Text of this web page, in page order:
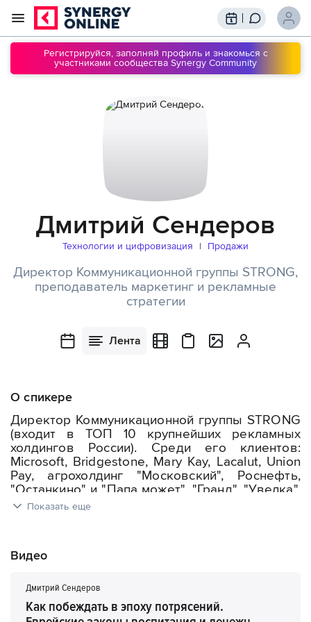
Регистрируйся, заполняй профиль и знакомься с
участниками сообщества Synergy Community
Трансляции
Вебинары
Обучение
Знания
Подписки
Дмитрий Сендеров
Технологии и цифровизация Продажи
Директор Коммуникационной группы STRONG,
преподаватель маркетинг и рекламные
стратегии
Лента
О спикере
Директор Коммуникационной группы STRONG
(входит в ТОП 10 крупнейших рекламных
холдингов России). Среди его клиентов:
Microsoft, Bridgestone, Mary Kay, Lacalut, Union
Pay, агрохолдинг "Московский", Роснефть,
"Останкино" и "Папа может", "Гранд", "Увелка",
Tikkurilla, банк "Зенит" и другие известные
реализованных рекламных стратегий
Член Союза кинематографистов России
и American Advertising Academy.
Показать еще
Видео
Дмитрий Сендеров
Как побеждать в эпоху потрясений.